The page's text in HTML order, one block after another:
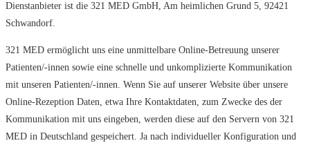
Dienstanbieter ist die 321 MED GmbH, Am heimlichen Grund 5, 92421
Schwandorf.
321 MED ermöglicht uns eine unmittelbare Online-Betreuung unserer
Patienten/-innen sowie eine schnelle und unkomplizierte Kommunikation
mit unseren Patienten/-innen. Wenn Sie auf unserer Website über unsere
Online-Rezeption Daten, etwa Ihre Kontaktdaten, zum Zwecke des der
Kommunikation mit uns eingeben, werden diese auf den Servern von 321
MED in Deutschland gespeichert. Ja nach individueller Konfiguration und